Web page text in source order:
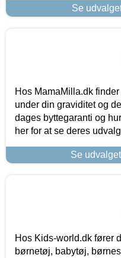
Se
Hos MamaMilla.dk
under din graviditet og
dages byttegaranti og
her for at se deres
Se
Hos Kids-world.dk fører
børnetøj, babytøj,